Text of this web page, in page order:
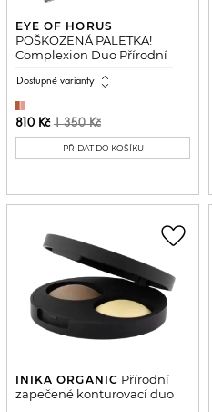
EYE OF HORUS
POŠKOZENÁ PALETKA!
Complexion Duo Přírodní
Dostupné varianty expand_all
810 Kč1 350 Kč
PŘIDAT DO KOŠÍKU
INIKA ORGANIC Přírodní
zapečené konturovací duo
favorite_border